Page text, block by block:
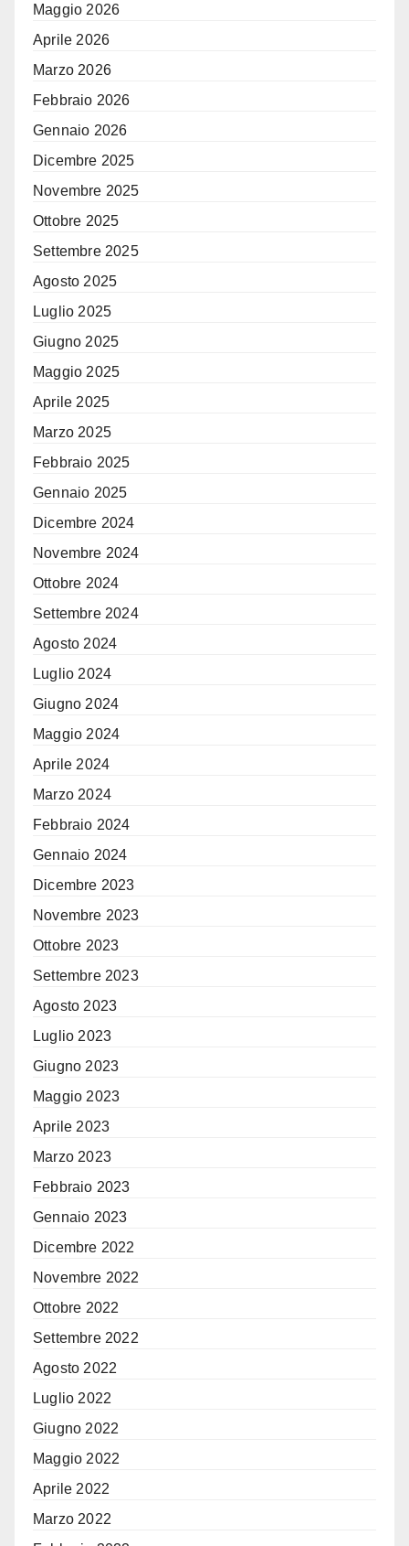
Maggio 2026
Aprile 2026
Marzo 2026
Febbraio 2026
Gennaio 2026
Dicembre 2025
Novembre 2025
Ottobre 2025
Settembre 2025
Agosto 2025
Luglio 2025
Giugno 2025
Maggio 2025
Aprile 2025
Marzo 2025
Febbraio 2025
Gennaio 2025
Dicembre 2024
Novembre 2024
Ottobre 2024
Settembre 2024
Agosto 2024
Luglio 2024
Giugno 2024
Maggio 2024
Aprile 2024
Marzo 2024
Febbraio 2024
Gennaio 2024
Dicembre 2023
Novembre 2023
Ottobre 2023
Settembre 2023
Agosto 2023
Luglio 2023
Giugno 2023
Maggio 2023
Aprile 2023
Marzo 2023
Febbraio 2023
Gennaio 2023
Dicembre 2022
Novembre 2022
Ottobre 2022
Settembre 2022
Agosto 2022
Luglio 2022
Giugno 2022
Maggio 2022
Aprile 2022
Marzo 2022